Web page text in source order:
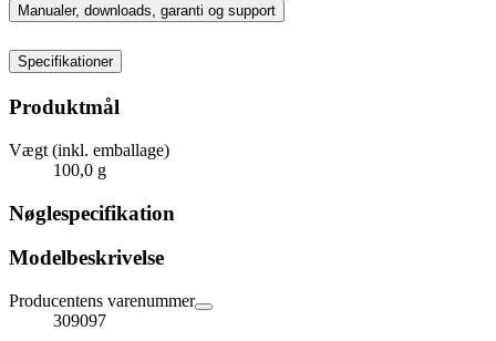
Manualer, downloads, garanti og support
Specifikationer
Produktmål
Vægt (inkl. emballage)
100,0 g
Nøglespecifikation
Modelbeskrivelse
Producentens varenummer
309097